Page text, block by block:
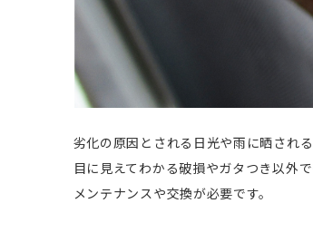
劣化の原因とされる日光や雨に晒され
目に見えてわかる破損やガタつき以外
メンテナンスや交換が必要です。